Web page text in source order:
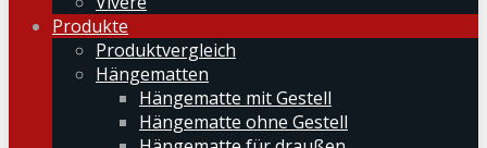
Produkte
Produktvergleich
Hängematten
Hängematte mit Gestell
Hängematte ohne Gestell